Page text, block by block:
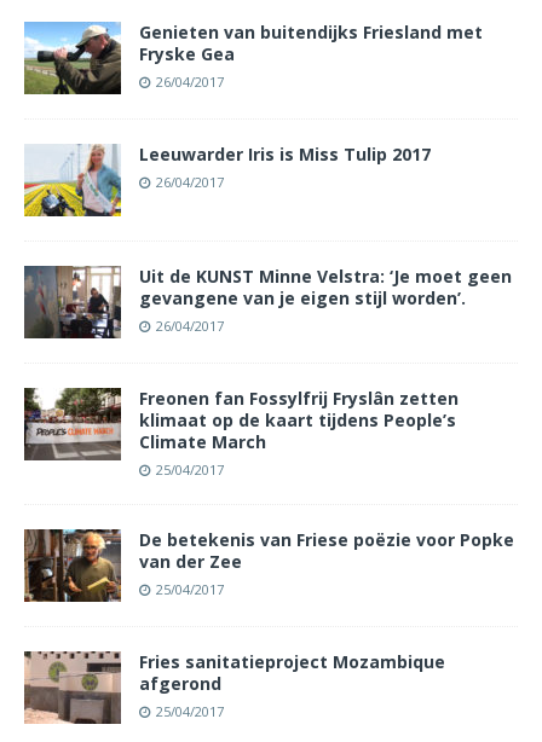
Genieten van buitendijks Friesland met
Fryske Gea
26/04/2017
Leeuwarder Iris is Miss Tulip 2017
26/04/2017
Uit de KUNST Minne Velstra: ‘Je moet geen
gevangene van je eigen stijl worden’.
26/04/2017
Freonen fan Fossylfrij Fryslân zetten
klimaat op de kaart tijdens People’s
Climate March
25/04/2017
De betekenis van Friese poëzie voor Popke
van der Zee
25/04/2017
Fries sanitatieproject Mozambique
afgerond
25/04/2017